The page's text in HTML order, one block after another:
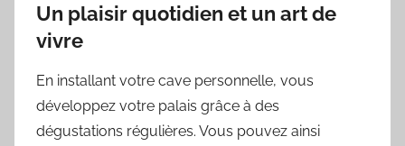
Un plaisir quotidien et un art de
vivre
En installant votre cave personnelle, vous
développez votre palais grâce à des
dégustations régulières. Vous pouvez ainsi